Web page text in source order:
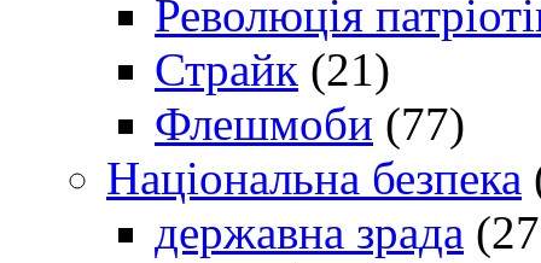
Революція
Страйк (21)
Флешмоби (77)
Національна безпека
державна зрада